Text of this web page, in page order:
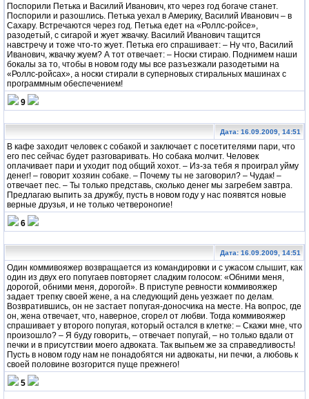
Поспорили Петька и Василий Иванович, кто через год богаче станет.
Поспорили и разошлись. Петька уехал в Америку, Василий Иванович – в
Сахару. Встречаются через год. Петька едет на «Роллс-ройсе»,
разодетый, с сигарой и жует жвачку. Василий Иванович тащится
навстречу и тоже что-то жует. Петька его спрашивает: – Ну что, Василий
Иванович, жвачку жуем? А тот отвечает: – Носки стираю. Поднимем наши
бокалы за то, чтобы в новом году мы все разъезжали разодетыми на
«Роллс-ройсах», а носки стирали в суперновых стиральных машинах с
программным обеспечением!
9
Дата: 16.09.2009, 14:51
В кафе заходит человек с собакой и заключает с посетителями пари, что
его пес сейчас будет разговаривать. Но собака молчит. Человек
оплачивает пари и уходит под общий хохот. – Из-за тебя я проиграл уйму
денег! – говорит хозяин собаке. – Почему ты не заговорил? – Чудак! –
отвечает пес. – Ты только представь, сколько денег мы загребем завтра.
Предлагаю выпить за дружбу, пусть в новом году у нас появятся новые
верные друзья, и не только четвероногие!
6
Дата: 16.09.2009, 14:51
Один коммивояжер возвращается из командировки и с ужасом слышит, как
один из двух его попугаев повторяет сладким голосом: «Обними меня,
дорогой, обними меня, дорогой». В приступе ревности коммивояжер
задает трепку своей жене, а на следующий день уезжает по делам.
Возвратившись, он не застает попугая-доносчика на месте. На вопрос, где
он, жена отвечает, что, наверное, сгорел от любви. Тогда коммивояжер
спрашивает у второго попугая, который остался в клетке: – Скажи мне, что
произошло? – Я буду говорить, – отвечает попугай, – но только вдали от
печки и в присутствии моего адвоката. Так выпьем же за справедливость!
Пусть в новом году нам не понадобятся ни адвокаты, ни печки, а любовь к
своей половине возгорится пуще прежнего!
5